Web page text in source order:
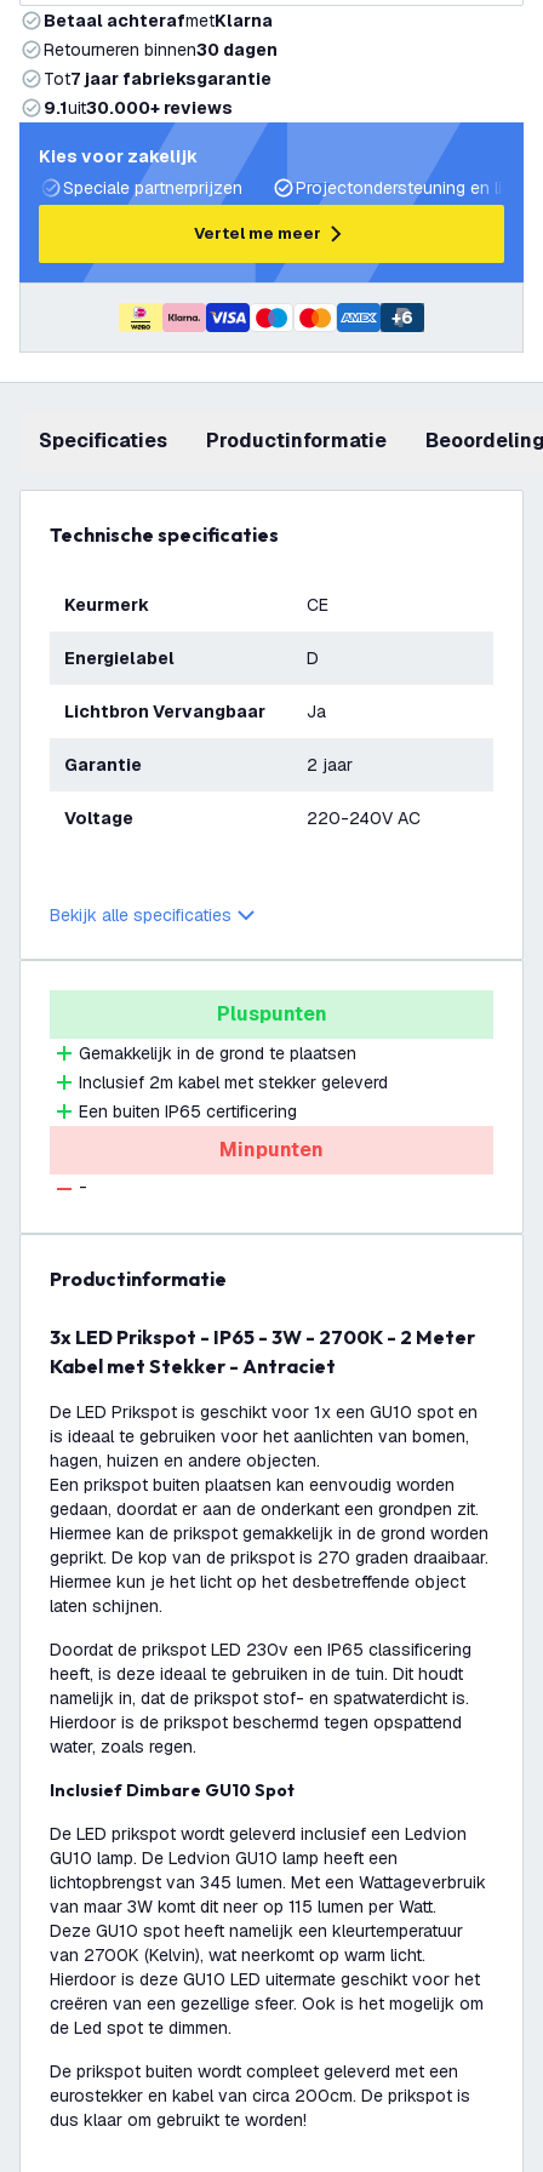
Betaal achterafmetKlarna
Retourneren binnen30 dagen
Tot7 jaar fabrieksgarantie
9.1uit30.000+ reviews
Kies voor zakelijk
Speciale partnerprijzen
Projectondersteuning en
Vertel me meer
+6
Specificaties productinformatie
Technische specificaties
Keurmerk CE
Energielabel D
Lichtbron Vervangbaar Ja
Garantie 2 jaar
Voltage 220-240V AC
Bekijk alle specificaties
Pluspunten
Gemakkelijk in de grond te plaatsen
Inclusief 2m kabel met stekker geleverd
Een buiten IP65 certificering
Minpunten
-
productinformatie
3x LED Prikspot - IP65 - 3W - 2700K - 2 Meter
Kabel met Stekker - Antraciet
De LED Prikspot is geschikt voor 1x een GU10 spot en
is ideaal te gebruiken voor het aanlichten van bomen,
hagen, huizen en andere objecten.
Een prikspot buiten plaatsen kan eenvoudig worden
gedaan, doordat er aan de onderkant een grondpen zit.
Hiermee kan de prikspot gemakkelijk in de grond worden
geprikt. De kop van de prikspot is 270 graden draaibaar.
Hiermee kun je het licht op het desbetreffende object
laten schijnen.
Doordat de prikspot LED 230v een IP65 classificering
heeft, is deze ideaal te gebruiken in de tuin. Dit houdt
namelijk in, dat de prikspot stof- en spatwaterdicht is.
Hierdoor is de prikspot beschermd tegen opspattend
water, zoals regen.
Inclusief Dimbare GU10 Spot
De LED prikspot wordt geleverd inclusief een Ledvion
GU10 lamp. De Ledvion GU10 lamp heeft een
lichtopbrengst van 345 lumen. Met een Wattageverbruik
van maar 3W komt dit neer op 115 lumen per Watt.
Deze GU10 spot heeft namelijk een kleurtemperatuur
van 2700K (Kelvin), wat neerkomt op warm licht.
Hierdoor is deze GU10 LED uitermate geschikt voor het
creëren van een gezellige sfeer. Ook is het mogelijk om
de Led spot te dimmen.
De prikspot buiten wordt compleet geleverd met een
eurostekker en kabel van circa 200cm. De prikspot is
dus klaar om gebruikt te worden!